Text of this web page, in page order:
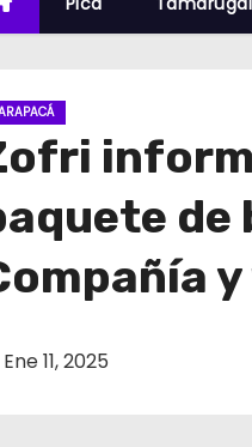
de
Ene 11, 2025